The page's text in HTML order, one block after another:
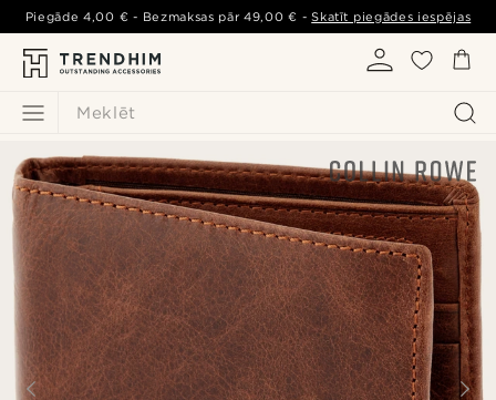
Meklēt
Piegāde4,00 € - Bezmaksas pār49,00 € -Skatīt piegādes iespējas